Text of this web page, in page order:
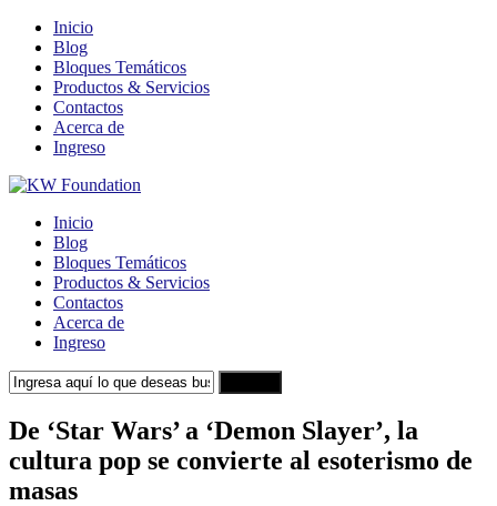
Inicio
Blog
Bloques Temáticos
Productos & Servicios
Contactos
Acerca de
Ingreso
Inicio
Blog
Bloques Temáticos
Productos & Servicios
Contactos
Acerca de
Ingreso
De ‘Star Wars’ a ‘Demon Slayer’, la
cultura pop se convierte al esoterismo de
masas